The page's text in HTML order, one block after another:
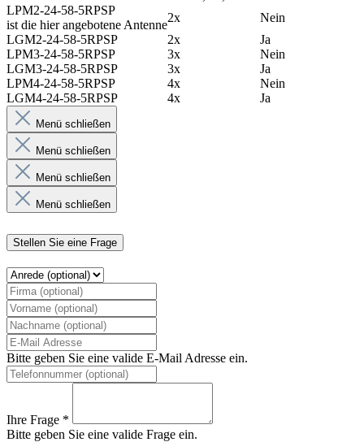
LPM2-24-58-5RPSP
ist die hier angebotene Antenne
2x
Nein
LGM2-24-58-5RPSP
2x
Ja
LPM3-24-58-5RPSP
3x
Nein
LGM3-24-58-5RPSP
3x
Ja
LPM4-24-58-5RPSP
4x
Nein
LGM4-24-58-5RPSP
4x Ja
Menü schließen
Menü schließen
Menü schließen
Menü schließen
Stellen Sie eine Frage
Bitte geben Sie eine valide E-Mail Adresse ein.
Ihre Frage *
Bitte geben Sie eine valide Frage ein.